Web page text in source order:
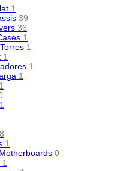
1
39
36
1
1
1
1
1
1
1
8
1
0
1